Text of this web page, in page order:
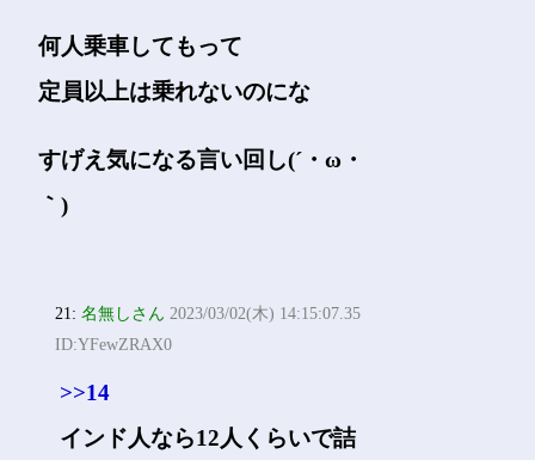
何人乗車してもって
定員以上は乗れないのにな
すげえ気になる言い回し(´・ω・
｀)
21:名無しさん 2023/03/02(木) 14:15:07.35
ID:YFewZRAX0
>>14
インド人なら12人くらいで詰